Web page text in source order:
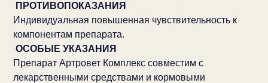
ПРОТИВОПОКАЗАНИЯ
Индивидуальная повышенная чувствительность к
компонентам препарата.
ОСОБЫЕ УКАЗАНИЯ
Препарат Артровет Комплекс совместим с
лекарственными средствами и кормовыми